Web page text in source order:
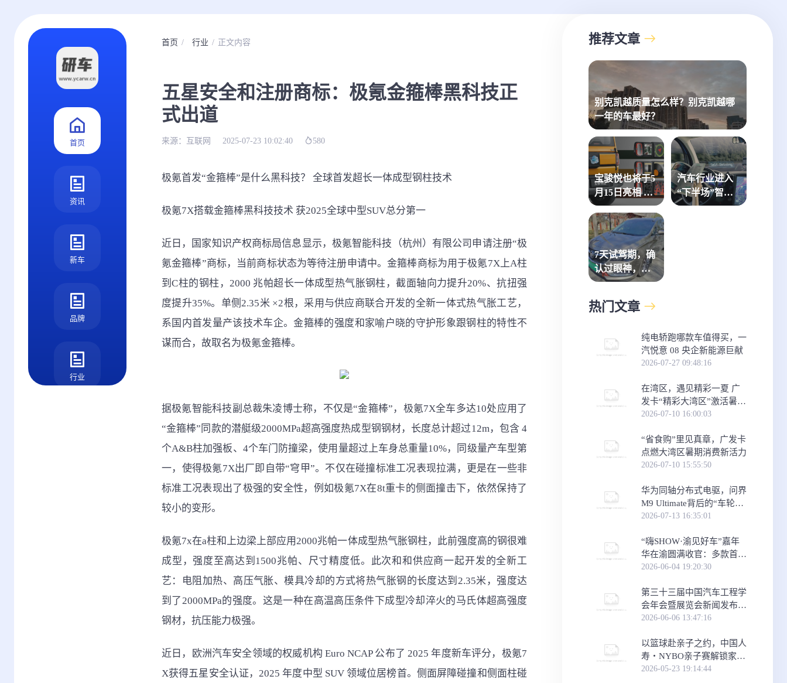
首页
资讯
新车
品牌
行业
首页 行业 正文内容
五星安全和注册商标：极氪金箍棒黑科技正
式出道
来源： 互联网 2025-07-23 10:02:40 580
极氪首发“金箍棒”是什么黑科技？ 全球首发超长一体成型钢柱技术
极氪7X搭载金箍棒黑科技技术 获2025全球中型SUV总分第一
近日，国家知识产权商标局信息显示，极氪智能科技（杭州）有限公司申请注册“极
氪金箍棒”商标，当前商标状态为等待注册申请中。金箍棒商标为用于极氪7X上A柱
到C柱的钢柱，2000 兆帕超长一体成型热气胀钢柱，截面轴向力提升20%、抗扭强
度提升35%。单侧2.35米 ×2根，采用与供应商联合开发的全新一体式热气胀工艺，
系国内首发量产该技术车企。金箍棒的强度和家喻户晓的守护形象跟钢柱的特性不
谋而合，故取名为极氪金箍棒。
据极氪智能科技副总裁朱凌博士称，不仅是“金箍棒”，极氪7X全车多达10处应用了
“金箍棒”同款的潜艇级2000MPa超高强度热成型钢钢材，长度总计超过12m，包含 4
个A&B柱加强板、4个车门防撞梁，使用量超过上车身总重量10%，同级量产车型第
一，使得极氪7X出厂即自带“穹甲”。不仅在碰撞标准工况表现拉满，更是在一些非
标准工况表现出了极强的安全性，例如极氪7X在8t重卡的侧面撞击下，依然保持了
较小的变形。
极氪7x在a柱和上边梁上部应用2000兆帕一体成型热气胀钢柱，此前强度高的钢很难
成型，强度至高达到1500兆帕、尺寸精度低。此次和和供应商一起开发的全新工
艺：电阻加热、高压气胀、模具冷却的方式将热气胀钢的长度达到2.35米，强度达
到了2000MPa的强度。这是一种在高温高压条件下成型冷却淬火的马氏体超高强度
钢材，抗压能力极强。
近日，欧洲汽车安全领域的权威机构 Euro NCAP 公布了 2025 年度新车评分，极氪7
X获得五星安全认证，2025 年度中型 SUV 领域位居榜首。侧面屏障碰撞和侧面柱碰
推荐文章
别克凯越质量怎么样？别克凯越哪
一年的车最好？
宝骏悦也将于5
月15日亮相 有
望6月上市
汽车行业进入
“下半场”智能
网联和绿色低
7天试驾期，确
认过眼神，瓜
子二手车就是
热门文章
纯电轿跑哪款车值得买，一
汽悦意 08 央企新能源巨献
2026-07-27 09:48:16
在湾区，遇见精彩一夏 广
发卡“精彩大湾区”激活暑期
消费新体验
2026-07-10 16:00:03
“省食购”里见真章，广发卡
点燃大湾区暑期消费新活力
2026-07-10 15:55:50
华为同轴分布式电驱，问界
M9 Ultimate背后的“车轮思
想者”
2026-07-13 16:35:01
​“嗨SHOW·渝见好车”嘉年
华在渝圆满收官：多款首发
首秀车型，助力重庆消费
2026-06-04 19:20:30
第三十三届中国汽车工程学
会年会暨展览会新闻发布会
在京举行
2026-06-06 13:47:16
​以篮球赴亲子之约，中国人
寿・NYBO亲子赛解锁家庭
运动新场景
2026-05-23 19:14:44